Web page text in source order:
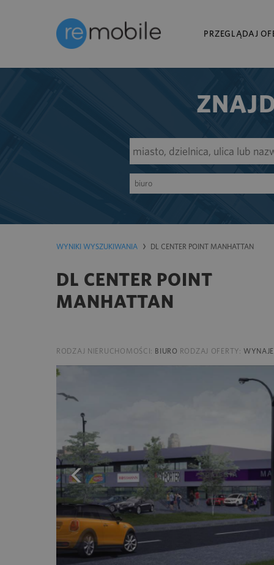
PRZEGLĄDAJ
biuro
WYNIKI WYSZUKIWANIA DL CENTER POINT MANHATTAN
DL CENTER POINT
MANHATTAN
RODZAJ NIERUCHOMOŚCI: BIURO RODZAJ OFERTY: